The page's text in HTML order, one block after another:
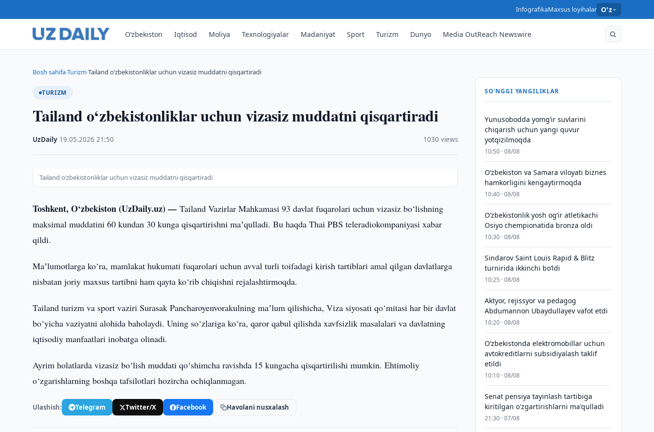
InfografikaMaxsus loyihalar O'z
O‘zbekiston Iqtisod Moliya Texnologiyalar Madaniyat Sport Turizm Dunyo Media OutReach Newswire
Bosh sahifa›Turizm›Tailand o‘zbekistonliklar uchun vizasiz muddatni qisqartiradi
TURIZM
Tailand o‘zbekistonliklar uchun vizasiz muddatni qisqartiradi
UzDaily 19.05.2026 ·21:50 1030 views
Tailand o‘zbekistonliklar uchun vizasiz muddatni qisqartiradi
Toshkent, O‘zbekiston (UzDaily.uz) —Tailand Vazirlar Mahkamasi 93 davlat fuqarolari uchun vizasiz bo‘lishning
maksimal muddatini 60 kundan 30 kunga qisqartirishni maʼqulladi. Bu haqda Thai PBS teleradiokompaniyasi xabar
qildi.
Maʼlumotlarga ko‘ra, mamlakat hukumati fuqarolari uchun avval turli toifadagi kirish tartiblari amal qilgan davlatlarga
nisbatan joriy maxsus tartibni ham qayta ko‘rib chiqishni rejalashtirmoqda.
Tailand turizm va sport vaziri Surasak Pancharoyenvorakulning maʼlum qilishicha, Viza siyosati qo‘mitasi har bir davlat
bo‘yicha vaziyatni alohida baholaydi. Uning so‘zlariga ko‘ra, qaror qabul qilishda xavfsizlik masalalari va davlatning
iqtisodiy manfaatlari inobatga olinadi.
Ayrim holatlarda vizasiz bo‘lish muddati qo‘shimcha ravishda 15 kungacha qisqartirilishi mumkin. Ehtimoliy
o‘zgarishlarning boshqa tafsilotlari hozircha ochiqlanmagan.
Ulashish: Telegram Twitter/X Facebook Havolani nusxalash
SO'NGGI YANGILIKLAR
Yunusobodda yomg‘ir suvlarini
chiqarish uchun yangi quvur
yotqizilmoqda
10:50 · 08/08
Oʻzbekiston va Samara viloyati biznes
hamkorligini kengaytirmoqda
10:40 · 08/08
O‘zbekistonlik yosh og‘ir atletikachi
Osiyo chempionatida bronza oldi
10:30 · 08/08
Sindarov Saint Louis Rapid & Blitz
turnirida ikkinchi bo‘ldi
10:25 · 08/08
Aktyor, rejissyor va pedagog
Abdumannon Ubaydullayev vafot etdi
10:20 · 08/08
O‘zbekistonda elektromobillar uchun
avtokreditlarni subsidiyalash taklif
etildi
10:10 · 08/08
Senat pensiya tayinlash tartibiga
kiritilgan o'zgartirishlarni ma'qulladi
21:30 · 07/08